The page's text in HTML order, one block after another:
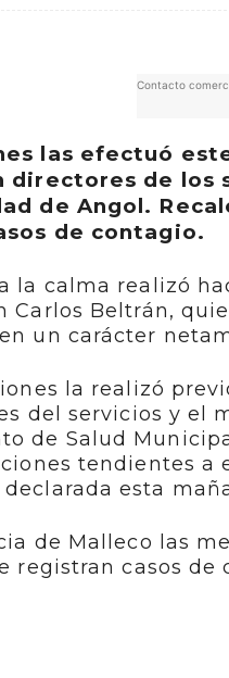
Contacto
las efectuó
directores de los
de Angol.
de contagio.
la calma realizó
Carlos Beltrán,
un carácter
la realizó
del servicios y el
de Salud
tendientes a
esta
de Malleco las
registran casos de